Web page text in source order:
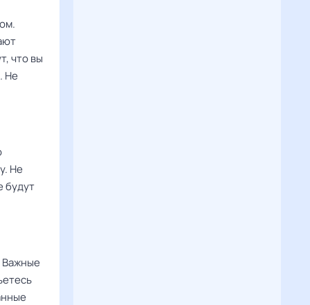
что вы
Не
Не
будут
Важные